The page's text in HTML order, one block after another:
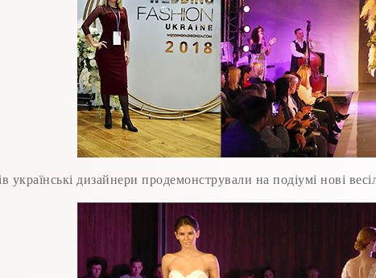
українські дизайнери продемонстрували на подіумі нові